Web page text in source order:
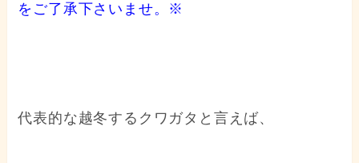
をご了承下さいませ。※
代表的な越冬するクワガタと言えば、